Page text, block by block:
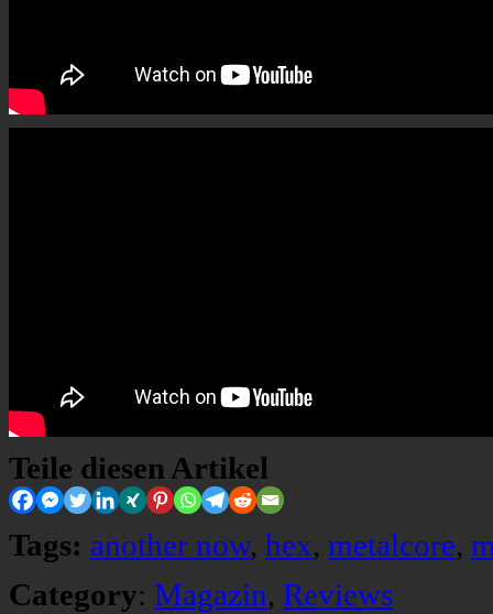
Teile diesen Artikel
Tags: another now, hex, metalcore,
Category: Magazin, Reviews